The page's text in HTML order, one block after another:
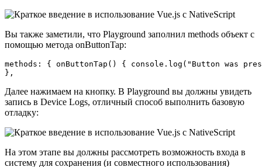
Вы также заметили, что Playground заполнил methods объект с
помощью метода onButtonTap:
methods: { onButtonTap() { console.log("Button was
Далее нажимаем на кнопку. В Playground вы должны увидеть
запись в Device Logs, отличный способ выполнить базовую
отладку:
На этом этапе вы должны рассмотреть возможность входа в
систему для сохранения (и совместного использования)